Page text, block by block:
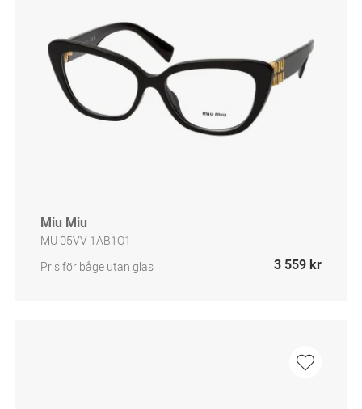
Miu Miu
MU 05VV 1AB1O1
Pris för båge utan glas
3 559 kr